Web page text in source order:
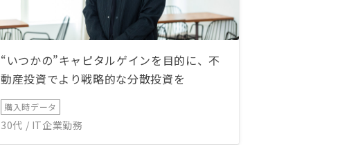
“いつかの”キャピタルゲインを目的に、不
動産投資でより戦略的な分散投資を
購入時データ
30代 / IT企業勤務